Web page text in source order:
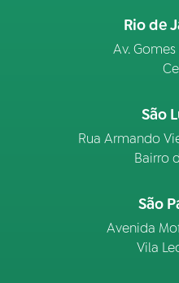
Rio de
Av. Gomes
São
Rua Armando
Bairro
São
Avenida
Vila